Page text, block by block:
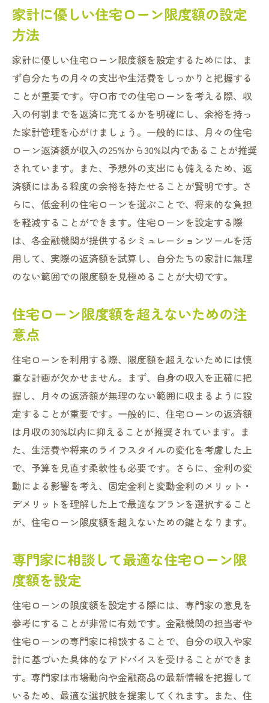
家計に優しい住宅ローン限度額の設定
方法
家計に優しい住宅ローン限度額を設定するためには、ま
ず自分たちの月々の支出や生活費をしっかりと把握する
ことが重要です。守口市での住宅ローンを考える際、収
入の何割までを返済に充てるかを明確にし、余裕を持っ
た家計管理を心がけましょう。一般的には、月々の住宅
ローン返済額が収入の25%から30%以内であることが推奨
されています。また、予想外の支出にも備えるため、返
済額にはある程度の余裕を持たせることが賢明です。さ
らに、低金利の住宅ローンを選ぶことで、将来的な負担
を軽減することができます。住宅ローンを設定する際
は、各金融機関が提供するシミュレーションツールを活
用して、実際の返済額を試算し、自分たちの家計に無理
のない範囲での限度額を見極めることが大切です。
住宅ローン限度額を超えないための注
意点
住宅ローンを利用する際、限度額を超えないためには慎
重な計画が欠かせません。まず、自身の収入を正確に把
握し、月々の返済額が無理のない範囲に収まるように設
定することが重要です。一般的に、住宅ローンの返済額
は月収の30%以内に抑えることが推奨されています。ま
た、生活費や将来のライフスタイルの変化を考慮した上
で、予算を見直す柔軟性も必要です。さらに、金利の変
動による影響を考え、固定金利と変動金利のメリット・
デメリットを理解した上で最適なプランを選択すること
が、住宅ローン限度額を超えないための鍵となります。
専門家に相談して最適な住宅ローン限
度額を設定
住宅ローンの限度額を設定する際には、専門家の意見を
参考にすることが非常に有効です。金融機関の担当者や
住宅ローンの専門家に相談することで、自分の収入や家
計に基づいた具体的なアドバイスを受けることができま
す。専門家は市場動向や金融商品の最新情報を把握して
いるため、最適な選択肢を提案してくれます。また、住